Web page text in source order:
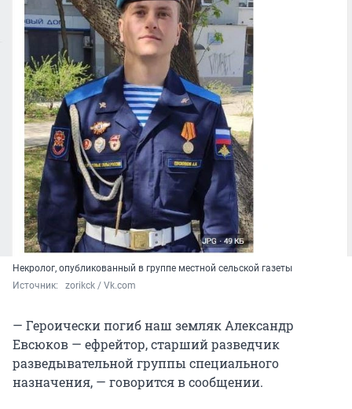
Некролог, опубликованный в группе местной сельской газеты
Источник:
  zorikck / Vk.com
— Героически погиб наш земляк Александр
Евсюков — ефрейтор, старший разведчик
разведывательной группы специального
назначения, — говорится в сообщении.